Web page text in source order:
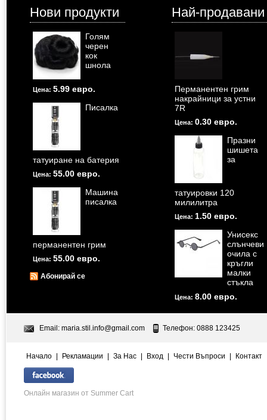
Нови продукти
Голям
черен
кок
шнола
Цена: 5.99 евро.
Писалка
татуиране на батерия
Цена: 55.00 евро.
Машина
писалка
перманентен грим
Цена: 55.00 евро.
Абонирай се
Най-продавани
Перманентен грим
накрайници за устни
7R
Цена: 0.30 евро.
Празни
шишета
за
татуировки 120
милилитра
Цена: 1.50 евро.
Унисекс
слънчеви
очила с
кръгли
малки
стъкла
Цена: 8.00 евро.
Email: maria.stil.info@gmail.com Телефон: 0888 123425
Начало | Рекламации | За Нас | Вход | Чести Въпроси | Контакт
Онлайн магазин от Summer Cart